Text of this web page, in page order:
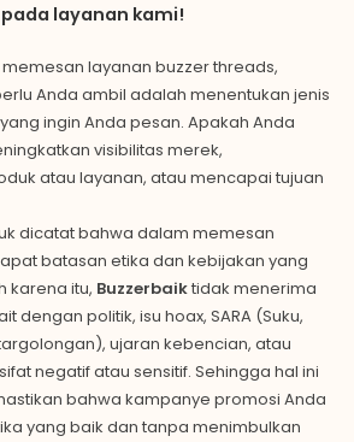
layanan kami!
layanan buzzer threads,
Anda ambil adalah menentukan jenis
ingin Anda pesan. Apakah Anda
visibilitas merek,
atau layanan, atau mencapai tujuan
dicatat bahwa dalam memesan
batasan etika dan kebijakan yang
karena itu, Buzzerbaiktidak menerima
dengan politik, isu hoax, SARA (Suku,
ujaran kebencian, atau
negatif atau sensitif. Sehingga hal ini
bahwa kampanye promosi Anda
yang baik dan tanpa menimbulkan